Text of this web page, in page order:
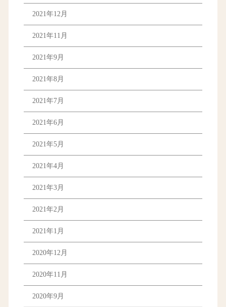
2021年12月
2021年11月
2021年9月
2021年8月
2021年7月
2021年6月
2021年5月
2021年4月
2021年3月
2021年2月
2021年1月
2020年12月
2020年11月
2020年9月